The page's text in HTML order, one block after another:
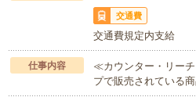
交通費
交通費規定内支給
仕事内容
≪カウンター・リー
プで販売されている